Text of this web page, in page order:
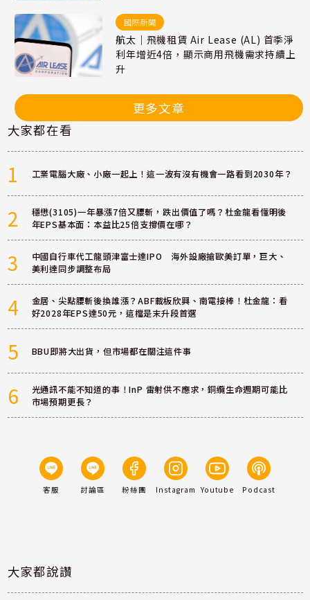
國際新聞
航太｜飛機租賃 Air Lease (AL) 首季淨
利年增近4倍，顯示商用飛機需求持續上
升
更多文章
大家都在看
1 工業電腦大廠、小廠一起上！這一波有沒有機會一路看到2030年？
2
穩懋(3105)一年暴漲7倍又腰斬，跌出價值了嗎？杜金龍看懂明後
年EPS基本面：本益比25倍支撐價在哪？
3
中國自行車代工龍頭津富士達IPO 海外設廠搶歐美訂單，巨大、
美利達同步調整布局
4
金居、尖點腰斬後換誰漲？ABF載板欣興、南電接棒！杜金龍：看
好2028年EPS達50元，這檔是末升段首選
5 BBU即將大出貨，但市場都在關注這件事
6
光通訊不能不知道的事！InP 雷射供不應求，銅纜生命週期可能比
市場預期更長？
客服 討論區 粉絲團 Instagram Youtube Podcast
大家都說讚